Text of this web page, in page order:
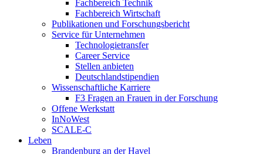
Fachbereich Technik
Fachbereich Wirtschaft
Publikationen und Forschungsbericht
Service für Unternehmen
Technologietransfer
Career Service
Stellen anbieten
Deutschlandstipendien
Wissenschaftliche Karriere
F3 Fragen an Frauen in der Forschung
Offene Werkstatt
InNoWest
SCALE-C
Leben
Brandenburg an der Havel